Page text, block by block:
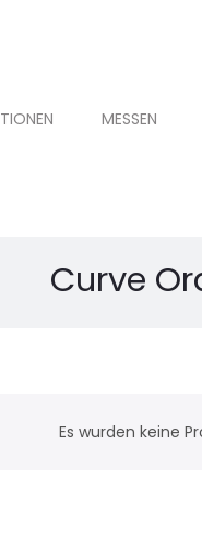
MESSEN
Curve
Es wurden keine